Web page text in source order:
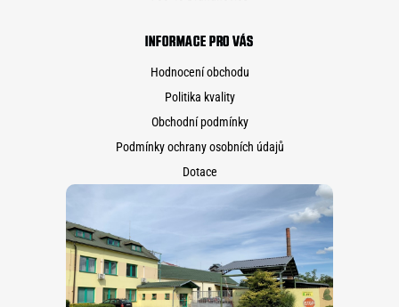
INFORMACE PRO VÁS
Hodnocení obchodu
Politika kvality
Obchodní podmínky
Podmínky ochrany osobních údajů
Dotace